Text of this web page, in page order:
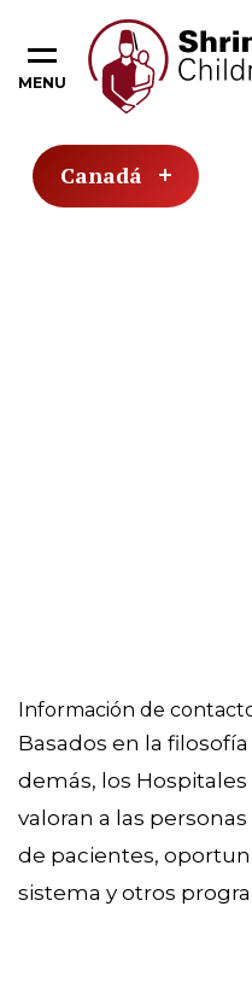
MENU
Canadá
Información de
Basados en la
demás, los
valoran a las
de pacientes,
sistema y otros